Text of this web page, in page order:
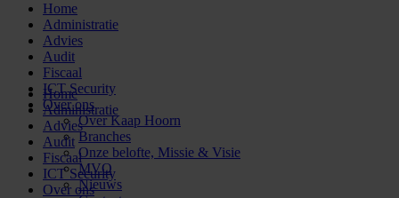
Home
Administratie
Advies
Audit
Fiscaal
ICT Security
Over ons
Over Kaap Hoorn
Branches
Onze belofte, Missie & Visie
MVO
Nieuws
Home
Administratie
Advies
Audit
Fiscaal
ICT Security
Over ons